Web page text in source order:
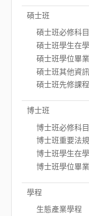
碩士班
碩士班必修科
碩士班學生在
碩士班學位畢
碩士班其他資訊
碩士班先修課程
博士班
博士班必修科
博士班重要法規
博士班學生在
博士班學位畢
學程
生態產業學程